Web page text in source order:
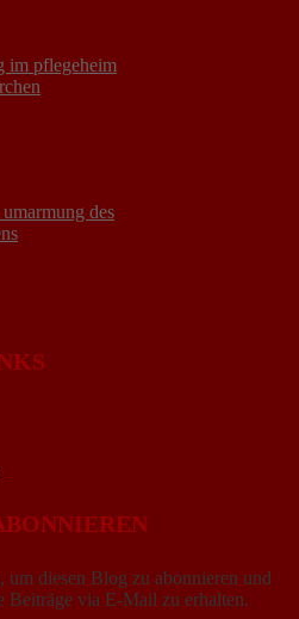
diesen Blog zu abonnieren und
Beiträge via E-Mail zu erhalten.